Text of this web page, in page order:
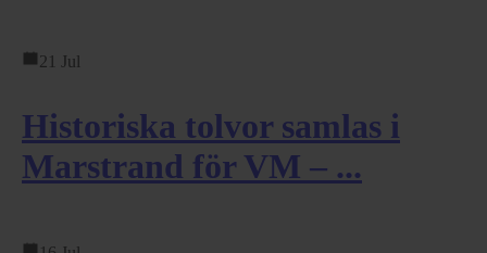
21 Jul
Historiska tolvor samlas i
Marstrand för VM – ...